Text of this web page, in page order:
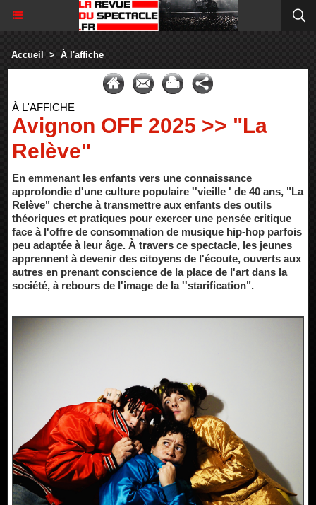
Accueil > À l'affiche
À L'AFFICHE
Avignon OFF 2025 >> "La
Relève"
En emmenant les enfants vers une connaissance
approfondie d'une culture populaire ''vieille ' de 40 ans, "La
Relève" cherche à transmettre aux enfants des outils
théoriques et pratiques pour exercer une pensée critique
face à l'offre de consommation de musique hip-hop parfois
peu adaptée à leur âge. À travers ce spectacle, les jeunes
apprennent à devenir des citoyens de l'écoute, ouverts aux
autres en prenant conscience de la place de l'art dans la
société, à rebours de l'image de la ''starification".